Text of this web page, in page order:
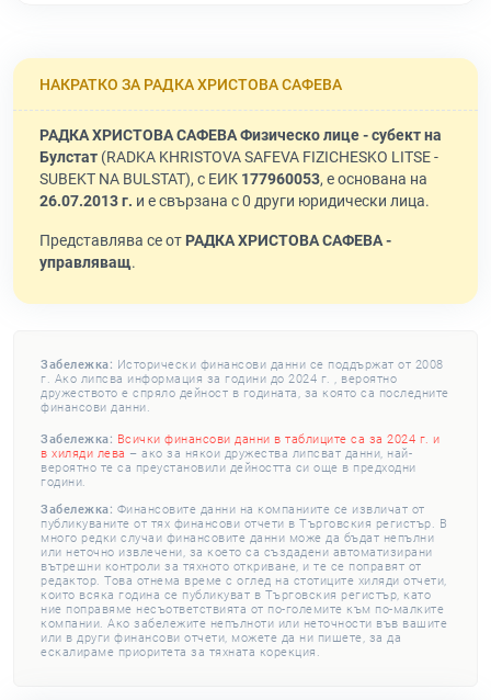
НАКРАТКО ЗА РАДКА ХРИСТОВА САФЕВА
РАДКА ХРИСТОВА САФЕВА Физическо лице - субект на
Булстат (RADKA KHRISTOVA SAFEVA FIZICHESKO LITSE -
SUBEKT NA BULSTAT), с ЕИК 177960053, е основана на
26.07.2013 г. и е свързана с 0 други юридически лица.
Представлява се от РАДКА ХРИСТОВА САФЕВА -
управляващ.
Забележка: Исторически финансови данни се поддържат от 2008
г. Ако липсва информация за години до 2024 г. , вероятно
дружеството е спряло дейност в годината, за която са последните
финансови данни.
Забележка: Всички финансови данни в таблиците са за 2024 г. и
в хиляди лева – ако за някои дружества липсват данни, най-
вероятно те са преустановили дейността си още в предходни
години.
Забележка: Финансовите данни на компаниите се извличат от
публикуваните от тях финансови отчети в Търговския регистър. В
много редки случаи финансовите данни може да бъдат непълни
или неточно извлечени, за което са създадени автоматизирани
вътрешни контроли за тяхното откриване, и те се поправят от
редактор. Това отнема време с оглед на стотиците хиляди отчети,
които всяка година се публикуват в Търговския регистър, като
ние поправяме несъответствията от по-големите към по-малките
компании. Ако забележите непълноти или неточности във вашите
или в други финансови отчети, можете да ни пишете, за да
ескалираме приоритета за тяхната корекция.